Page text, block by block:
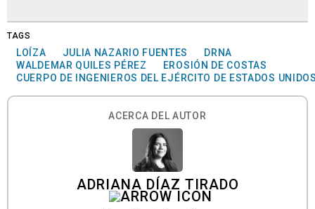
TAGS
LOÍZA JULIA NAZARIO FUENTES
DRNA
WALDEMAR QUILES PÉREZ
EROSIÓN DE COSTAS
CUERPO DE INGENIEROS DEL EJÉRCITO DE ESTADOS
ACERCA DEL AUTOR
ADRIANA DÍAZ TIRADO